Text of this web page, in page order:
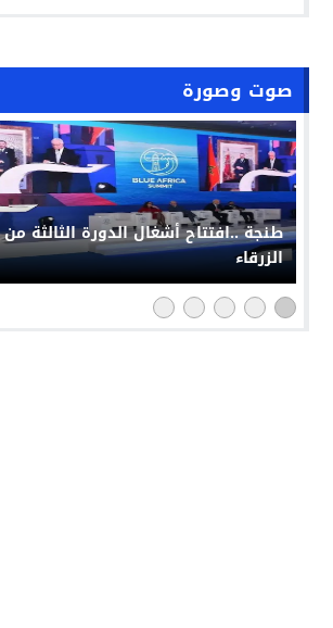
صوت وصورة
طنجة ..افتتاح أشغال الدورة الثالثة
الزرقاء